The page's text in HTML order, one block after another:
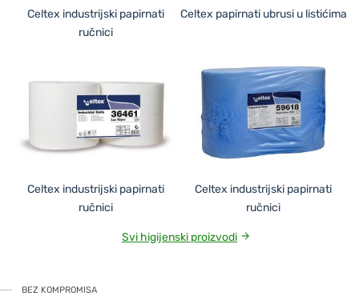
Celtex industrijski papirnati
ručnici
Celtex papirnati ubrusi u listićima
Celtex industrijski papirnati
ručnici
Celtex industrijski papirnati
ručnici
Svi higijenski proizvodi
BEZ KOMPROMISA